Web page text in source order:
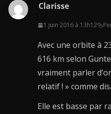
Clarisse
1 juin 2016 à 13h12
Avec une orbite à
616 km selon
vraiment parler
relatif ! » comme
Elle est basse par